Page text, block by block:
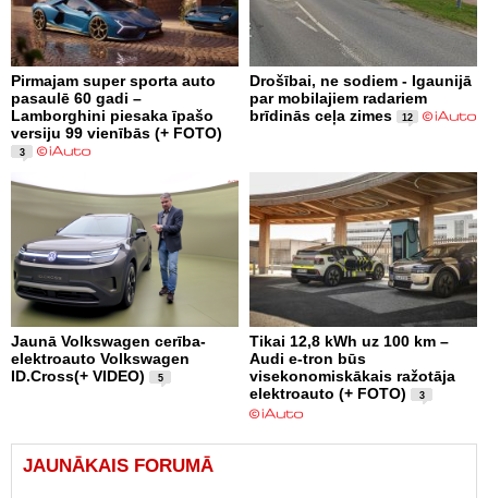
Pirmajam super sporta auto
pasaulē 60 gadi –
Lamborghini piesaka īpašo
versiju 99 vienībās (+ FOTO)
3
Drošībai, ne sodiem - Igaunijā
par mobilajiem radariem
brīdinās ceļa zimes
12
Jaunā Volkswagen cerība-
elektroauto Volkswagen
ID.Cross(+ VIDEO)
5
Tikai 12,8 kWh uz 100 km –
Audi e-tron būs
visekonomiskākais ražotāja
elektroauto (+ FOTO)
3
JAUNĀKAIS FORUMĀ